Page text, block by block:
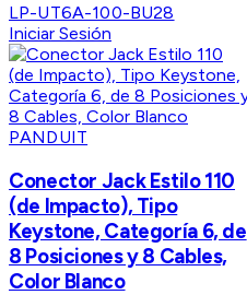
LP-UT6A-100-BU28
Iniciar Sesión
PANDUIT
Conector Jack Estilo 110
(de Impacto), Tipo
Keystone, Categoría 6, de
8 Posiciones y 8 Cables,
Color Blanco